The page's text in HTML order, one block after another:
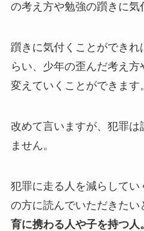
の考え方や勉強の躓きに気
躓きに気付くことができれ
らい、少年の歪んだ考え
変えていくことができます。
改めて言いますが、犯罪は
ません。
犯罪に走る人を減らしてい
の方に読んでいただきたい
育に携わる人や子を持つ人。